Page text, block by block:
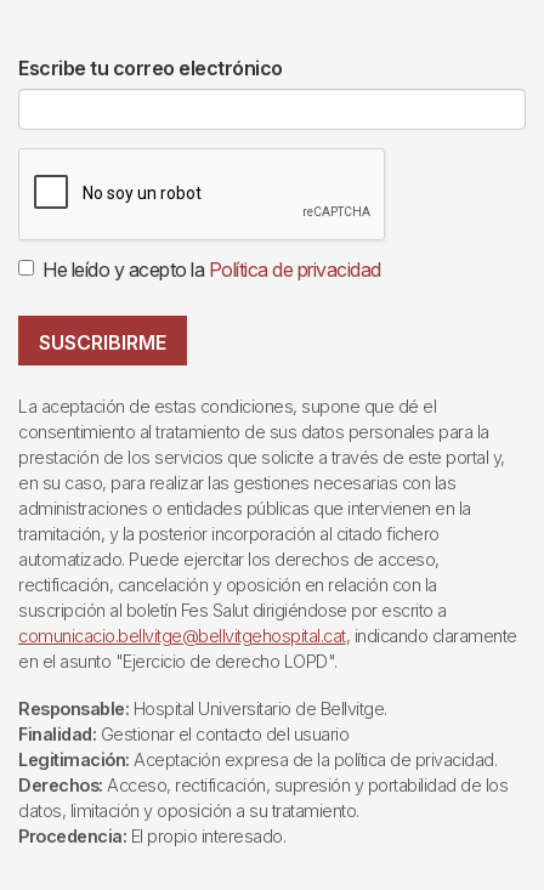
Escribe tu correo electrónico
He leído y acepto la Política de privacidad
SUSCRIBIRME
La aceptación de estas condiciones, supone que dé el
consentimiento al tratamiento de sus datos personales para la
prestación de los servicios que solicite a través de este portal y,
en su caso, para realizar las gestiones necesarias con las
administraciones o entidades públicas que intervienen en la
tramitación, y la posterior incorporación al citado fichero
automatizado. Puede ejercitar los derechos de acceso,
rectificación, cancelación y oposición en relación con la
suscripción al boletín Fes Salut dirigiéndose por escrito a
comunicacio.bellvitge@bellvitgehospital.cat, indicando claramente
en el asunto "Ejercicio de derecho LOPD".
Responsable: Hospital Universitario de Bellvitge.
Finalidad: Gestionar el contacto del usuario
Legitimación: Aceptación expresa de la política de privacidad.
Derechos: Acceso, rectificación, supresión y portabilidad de los
datos, limitación y oposición a su tratamiento.
Procedencia: El propio interesado.